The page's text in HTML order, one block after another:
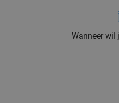
Wanneer wil